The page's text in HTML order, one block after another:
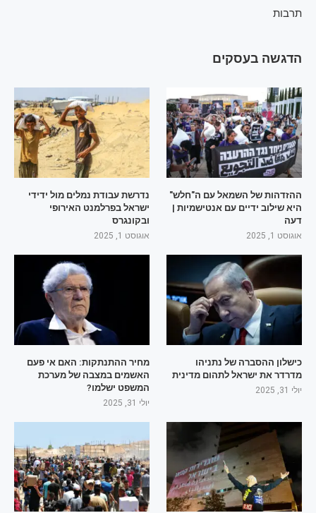
תרבות
הדגשה בעסקים
ההזדהות של השמאל עם ה"חלש"
היא שילוב ידיים עם אנטישמיות |
דעה
אוגוסט 1, 2025
נדרשת עבודת נמלים מול ידידי
ישראל בפרלמנט האירופי
ובקונגרס
אוגוסט 1, 2025
כישלון ההסברה של נתניהו
מדרדר את ישראל לתהום מדינית
יולי 31, 2025
מחיר ההתנתקות: האם אי פעם
האשמים במצבה של מערכת
המשפט ישלמו?
יולי 31, 2025